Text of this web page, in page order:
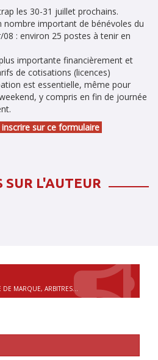
les 30-31 juillet prochains.
nombre important de bénévoles du
: environ 25 postes à tenir en
importante financièrement et
de cotisations (licences)
est essentielle, même pour
y compris en fin de journée
sur ce formulaire
SUR L'AUTEUR
DE MARQUE, ARBITRES...